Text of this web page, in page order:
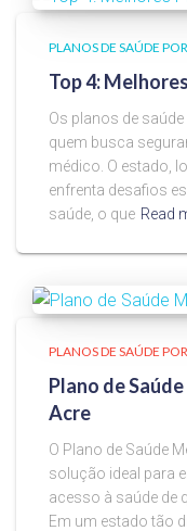
PLANOS DE SAÚDE
Top 4:
Os planos de
quem busca
médico. O estado,
enfrenta desafios
saúde, o que Read
PLANOS DE SAÚDE
Plano de
Acre
O Plano de Saúde
solução ideal para
acesso à saúde de
Em um estado tão